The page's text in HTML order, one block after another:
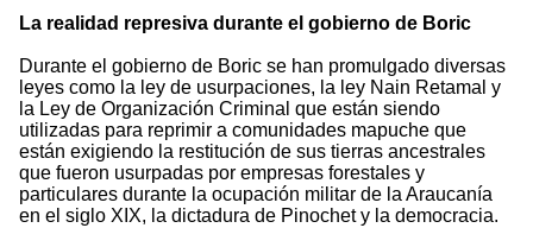
La realidad represiva durante el gobierno de Boric
Durante el gobierno de Boric se han promulgado diversas
leyes como la ley de usurpaciones, la ley Nain Retamal y
la Ley de Organización Criminal que están siendo
utilizadas para reprimir a comunidades mapuche que
están exigiendo la restitución de sus tierras ancestrales
que fueron usurpadas por empresas forestales y
particulares durante la ocupación militar de la Araucanía
en el siglo XIX, la dictadura de Pinochet y la democracia.